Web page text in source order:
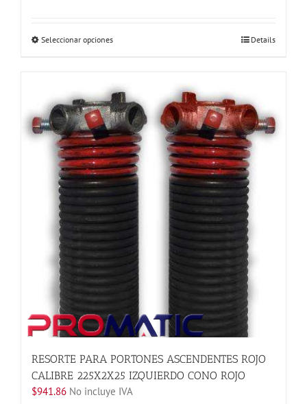
Seleccionar opcionesEste
múltiples
variantes.
Las
opciones
se
pueden
elegir
la
página
producto
Details
RESORTE PARA PORTONES ASCENDENTES ROJO
CALIBRE 225X2X25 IZQUIERDO CONO ROJO
$941.86 No incluye IVA